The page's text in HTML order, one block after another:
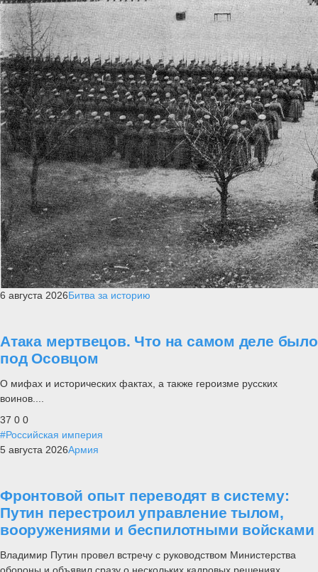
6 августа 2026Битва за историю
Атака мертвецов. Что на самом деле было
под Осовцом
О мифах и исторических фактах, а также героизме русских
воинов....
37 0 0
#Российская империя
5 августа 2026Армия
Фронтовой опыт переводят в систему:
Путин перестроил управление тылом,
вооружениями и беспилотными войсками
Владимир Путин провел встречу с руководством Министерства